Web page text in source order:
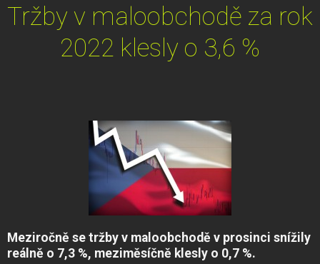
Tržby v maloobchodě za rok
2022 klesly o 3,6 %
Meziročně se tržby v maloobchodě v prosinci snížily
reálně o 7,3 %, meziměsíčně klesly o 0,7 %.